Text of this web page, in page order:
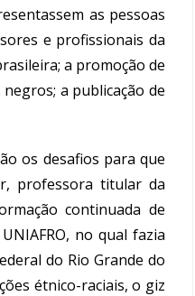
as pessoas
e profissionais da
a promoção de
a publicação de
os desafios para que
professora titular da
continuada de
no qual fazia
do Rio Grande do
étnico-raciais, o giz